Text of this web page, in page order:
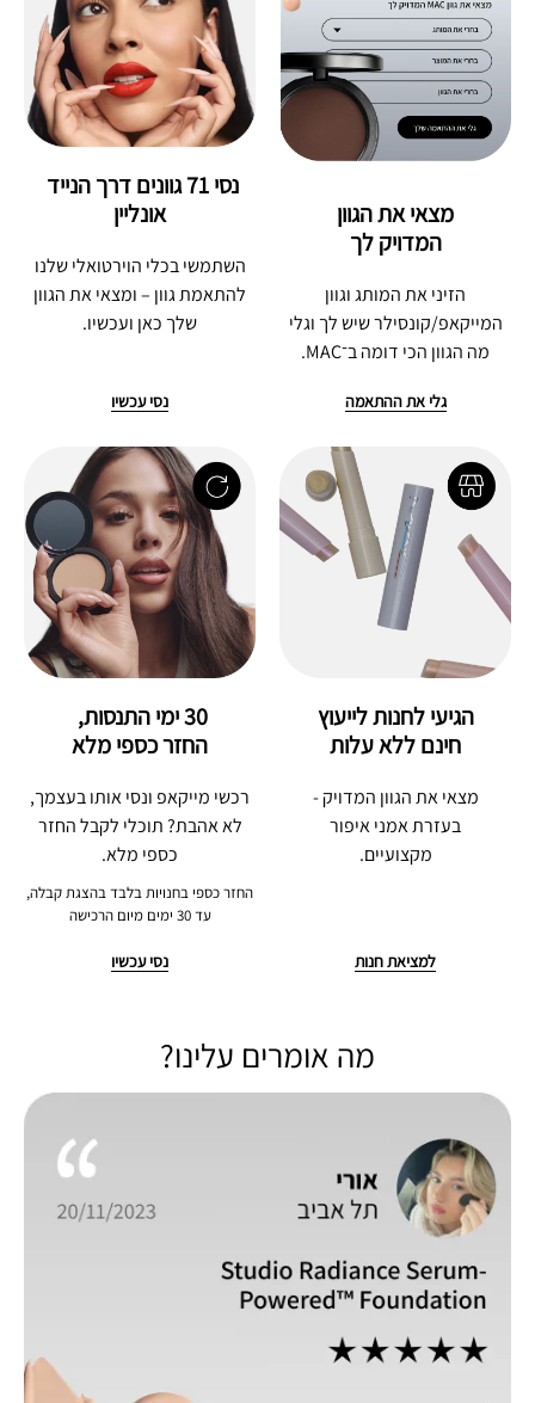
מצאי את הגוון
המדויק לך
הזיני את המותג וגוון
המייקאפ/קונסילר שיש לך וגלי
מה הגוון הכי דומה ב־MAC.
גלי את ההתאמה
אונליין
השתמשי בכלי הוירטואלי שלנו
להתאמת גוון – ומצאי את הגוון
שלך כאן ועכשיו.
נסי עכשיו
הגיעי לחנות לייעוץ
חינם ללא עלות
מצאי את הגוון המדויק -
בעזרת אמני איפור
מקצועיים.
למציאת חנות
30 ימי התנסות,
החזר כספי מלא
רכשי מייקאפ ונסי אותו בעצמך,
לא אהבת? תוכלי לקבל החזר
כספי מלא.
החזר כספי בחנויות בלבד בהצגת קבלה,
עד 30 ימים מיום הרכישה
נסי עכשיו
מה אומרים עלינו?